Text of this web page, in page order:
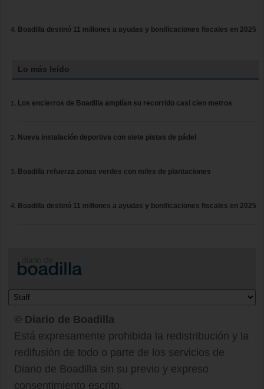
Boadilla destinó 11 millones a ayudas y bonificaciones fiscales en 2025
Lo más leído
Los encierros de Boadilla amplían su recorrido casi cien metros
Nueva instalación deportiva con siete pistas de pádel
Boadilla refuerza zonas verdes con miles de plantaciones
Boadilla destinó 11 millones a ayudas y bonificaciones fiscales en 2025
© Diario de Boadilla
Está expresamente prohibida la redistribución y la
redifusión de todo o parte de los servicios de
Diario de Boadilla sin su previo y expreso
consentimiento escrito.